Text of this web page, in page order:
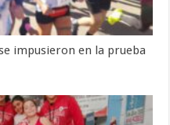
impusieron en la prueba